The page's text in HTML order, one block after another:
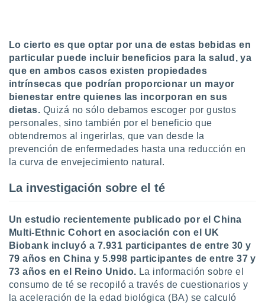
En
que
sean
el sitio
se
ni para
no
Puedes
acceder a
web a
Lo cierto es que optar por una de estas bebidas en
particular puede incluir beneficios para la salud, ya
que en ambos casos existen propiedades
intrínsecas que podrían proporcionar un mayor
bienestar entre quienes las incorporan en sus
dietas. Quizá no sólo debamos escoger por gustos
personales, sino también por el beneficio que
obtendremos al ingerirlas, que van desde la
prevención de enfermedades hasta una reducción en
la curva de envejecimiento natural.
La investigación sobre el té
Un estudio recientemente publicado por el China
Multi-Ethnic Cohort en asociación con el UK
Biobank incluyó a 7.931 participantes de entre 30 y
79 años en China y 5.998 participantes de entre 37 y
73 años en el Reino Unido. La información sobre el
consumo de té se recopiló a través de cuestionarios y
la aceleración de la edad biológica (BA) se calculó